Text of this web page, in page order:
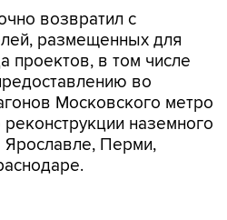
ленту
главных новостей сайта
новости в официальном